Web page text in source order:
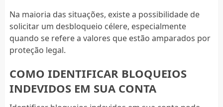
Na maioria das situações, existe a possibilidade de
solicitar um desbloqueio célere, especialmente
quando se refere a valores que estão amparados por
proteção legal.
COMO IDENTIFICAR BLOQUEIOS
INDEVIDOS EM SUA CONTA